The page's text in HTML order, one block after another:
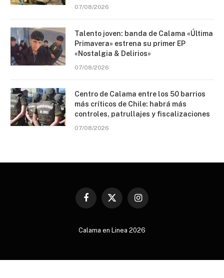
07/08/2026
Talento joven: banda de Calama «Última
Primavera» estrena su primer EP
«Nostalgia & Delirios»
07/08/2026
Centro de Calama entre los 50 barrios
más críticos de Chile: habrá más
controles, patrullajes y fiscalizaciones
07/08/2026
Facebook
X
Instagram
Calama en Linea 2026